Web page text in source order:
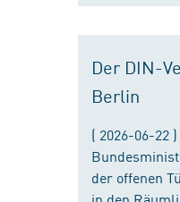
Der DIN-
Berlin
( 2026-06-22
der offenen